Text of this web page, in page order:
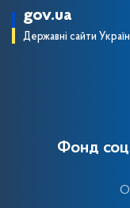
gov.ua
Державні сайти
Фонд